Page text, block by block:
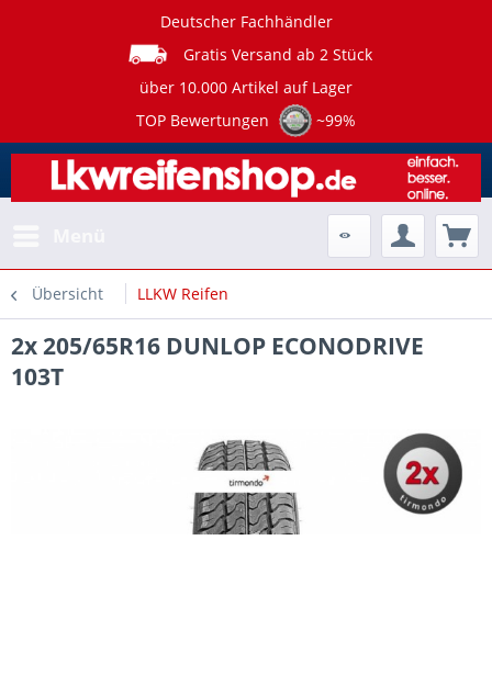
Deutscher Fachhändler
Gratis Versand ab 2 Stück
über 10.000 Artikel auf Lager
TOP Bewertungen
~99%
Übersicht LLKW Reifen
2x 205/65R16 DUNLOP ECONODRIVE
103T